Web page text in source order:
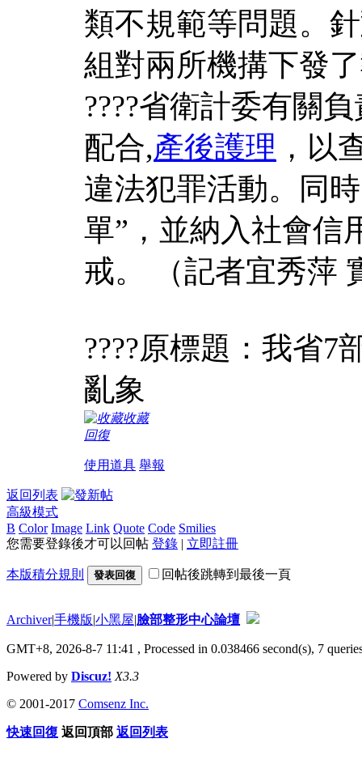
類不規範等問題。
組對兩所機搆下發
????省衛計委有關
配合,產後護理 ，以
違法犯罪活動。同
單”，並納入社會信
戒。 （記者宜秀萍
????原標題：我省7
亂象
收藏
回復
使用道具 舉報
返回列表
高級模式
B Color Image Link Quote Code Smilies
您需要登錄後才可以回帖 登錄 | 立即註冊
本版積分規則 發表回復 回帖後跳轉到最後一頁
Archiver|手機版|小黑屋|臉部整形中心論壇
GMT+8, 2026-8-7 11:41 , Processed in 0.038466 second(s), 7
Powered by Discuz! X3.3
© 2001-2017 Comsenz Inc.
快速回復 返回頂部 返回列表